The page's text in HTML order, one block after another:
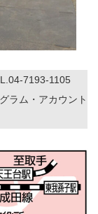
7193-1105
ム・アカウント